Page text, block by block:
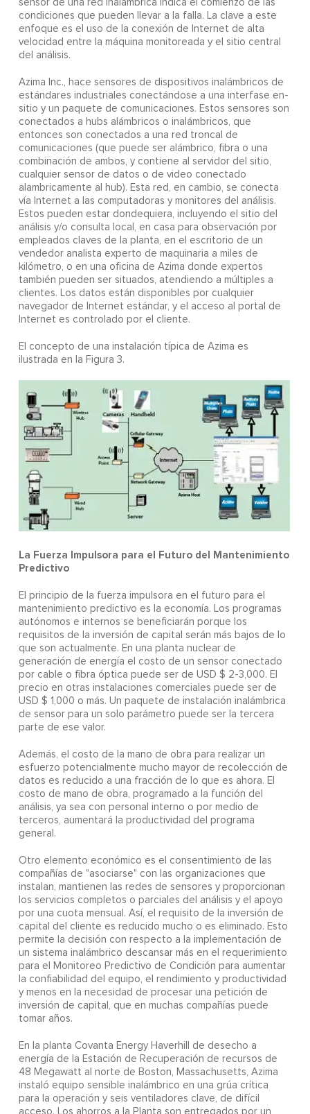
sensor de una red inalámbrica indica el comienzo de las
condiciones que pueden llevar a la falla. La clave a este
enfoque es el uso de la conexión de Internet de alta
velocidad entre la máquina monitoreada y el sitio central
del análisis.
Azima Inc., hace sensores de dispositivos inalámbricos de
estándares industriales conectándose a una interfase en-
sitio y un paquete de comunicaciones. Estos sensores son
conectados a hubs alámbricos o inalámbricos, que
entonces son conectados a una red troncal de
comunicaciones (que puede ser alámbrico, fibra o una
combinación de ambos, y contiene al servidor del sitio,
cualquier sensor de datos o de video conectado
alambricamente al hub). Esta red, en cambio, se conecta
vía Internet a las computadoras y monitores del análisis.
Estos pueden estar dondequiera, incluyendo el sitio del
análisis y/o consulta local, en casa para observación por
empleados claves de la planta, en el escritorio de un
vendedor analista experto de maquinaria a miles de
kilómetro, o en una oficina de Azima donde expertos
también pueden ser situados, atendiendo a múltiples a
clientes. Los datos están disponibles por cualquier
navegador de Internet estándar, y el acceso al portal de
Internet es controlado por el cliente.
El concepto de una instalación típica de Azima es
ilustrada en la Figura 3.
La Fuerza Impulsora para el Futuro del Mantenimiento
Predictivo
El principio de la fuerza impulsora en el futuro para el
mantenimiento predictivo es la economía. Los programas
autónomos e internos se beneficiarán porque los
requisitos de la inversión de capital serán más bajos de lo
que son actualmente. En una planta nuclear de
generación de energía el costo de un sensor conectado
por cable o fibra óptica puede ser de USD $ 2-3,000. El
precio en otras instalaciones comerciales puede ser de
USD $ 1,000 o más. Un paquete de instalación inalámbrica
de sensor para un solo parámetro puede ser la tercera
parte de ese valor.
Además, el costo de la mano de obra para realizar un
esfuerzo potencialmente mucho mayor de recolección de
datos es reducido a una fracción de lo que es ahora. El
costo de mano de obra, programado a la función del
análisis, ya sea con personal interno o por medio de
terceros, aumentará la productividad del programa
general.
Otro elemento económico es el consentimiento de las
compañías de "asociarse" con las organizaciones que
instalan, mantienen las redes de sensores y proporcionan
los servicios completos o parciales del análisis y el apoyo
por una cuota mensual. Así, el requisito de la inversión de
capital del cliente es reducido mucho o es eliminado. Esto
permite la decisión con respecto a la implementación de
un sistema inalámbrico descansar más en el requerimiento
para el Monitoreo Predictivo de Condición para aumentar
la confiabilidad del equipo, el rendimiento y productividad
y menos en la necesidad de procesar una petición de
inversión de capital, que en muchas compañías puede
tomar años.
En la planta Covanta Energy Haverhill de desecho a
energía de la Estación de Recuperación de recursos de
48 Megawatt al norte de Boston, Massachusetts, Azima
instaló equipo sensible inalámbrico en una grúa crítica
para la operación y seis ventiladores clave, de difícil
acceso. Los ahorros a la Planta son entregados por un